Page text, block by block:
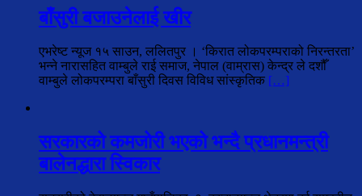
बाँसुरी बजाउनेलाई खीर
एभरेष्ट न्यूज १५ साउन, ललितपुर । ‘किरात लोकपरम्पराको निरन्तरता’
भन्ने नारासहित वाम्बुले राई समाज, नेपाल (वाम्रास) केन्द्र ले दशौँ
वाम्बुले लोकपरम्परा बाँसुरी दिवस विविध सांस्कृतिक […]
सरकारको कमजोरी भएको भन्दै प्रधानमन्त्री
बालेनद्धारा स्विकार